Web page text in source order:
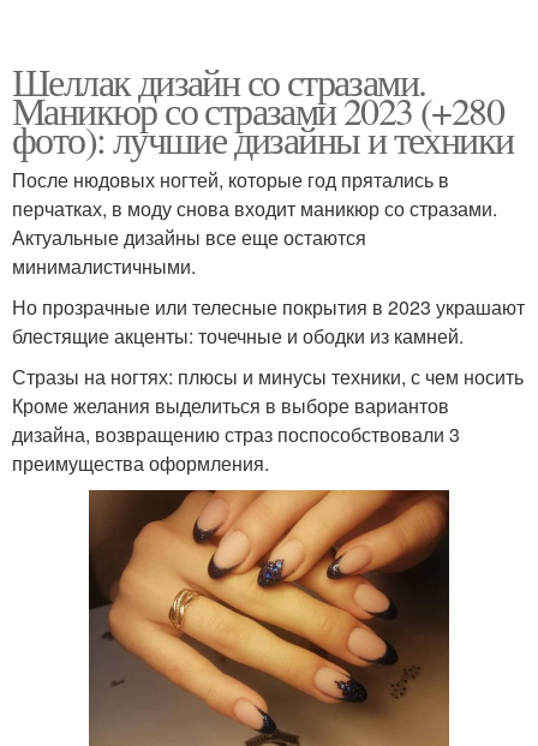
Шеллак дизайн со стразами.
Маникюр со стразами 2023 (+280
фото): лучшие дизайны и техники
После нюдовых ногтей, которые год прятались в
перчатках, в моду снова входит маникюр со стразами.
Актуальные дизайны все еще остаются
минималистичными.
Но прозрачные или телесные покрытия в 2023 украшают
блестящие акценты: точечные и ободки из камней.
Стразы на ногтях: плюсы и минусы техники, с чем носить
Кроме желания выделиться в выборе вариантов
дизайна, возвращению страз поспособствовали 3
преимущества оформления.